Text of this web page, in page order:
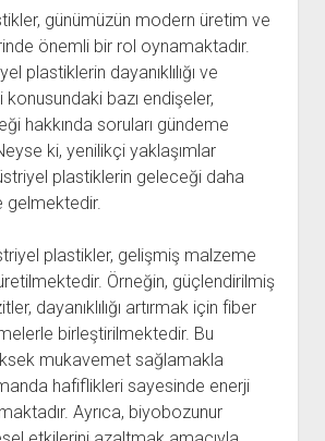
günümüzün modern üretim ve
önemli bir rol oynamaktadır.
plastiklerin dayanıklılığı ve
bazı endişeler,
hakkında soruları gündeme
ki, yenilikçi yaklaşımlar
plastiklerin geleceği daha
gelmektedir.
plastikler, gelişmiş malzeme
Örneğin, güçlendirilmiş
dayanıklılığı artırmak için fiber
birleştirilmektedir. Bu
mukavemet sağlamakla
hafiflikleri sayesinde enerji
Ayrıca, biyobozunur